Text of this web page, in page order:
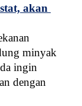
akan
minyak
ingin
dengan